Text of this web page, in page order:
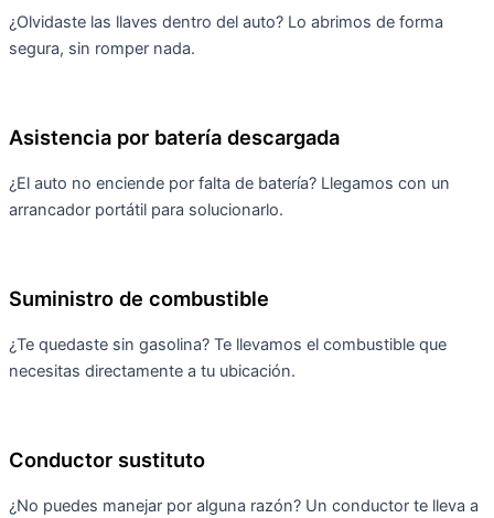
¿Olvidaste las llaves dentro del auto? Lo abrimos de forma
segura, sin romper nada.
Asistencia por batería descargada
¿El auto no enciende por falta de batería? Llegamos con un
arrancador portátil para solucionarlo.
Suministro de combustible
¿Te quedaste sin gasolina? Te llevamos el combustible que
necesitas directamente a tu ubicación.
Conductor sustituto
¿No puedes manejar por alguna razón? Un conductor te lleva a